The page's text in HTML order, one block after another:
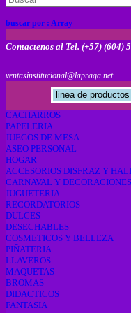
buscar por : Array
Contactenos al Tel. (+57) (604)
ventasinstitucional@lapraga.net
CACHARROS
PAPELERIA
JUEGOS DE MESA
ASEO PERSONAL
HOGAR
ACCESORIOS DISFRAZ Y
CARNAVAL Y DECORACIONES
JUGUETERIA
RECORDATORIOS
DULCES
DESECHABLES
COSMETICOS Y BELLEZA
PIÑATERIA
LLAVEROS
MAQUETAS
BROMAS
DIDACTICOS
FANTASIA